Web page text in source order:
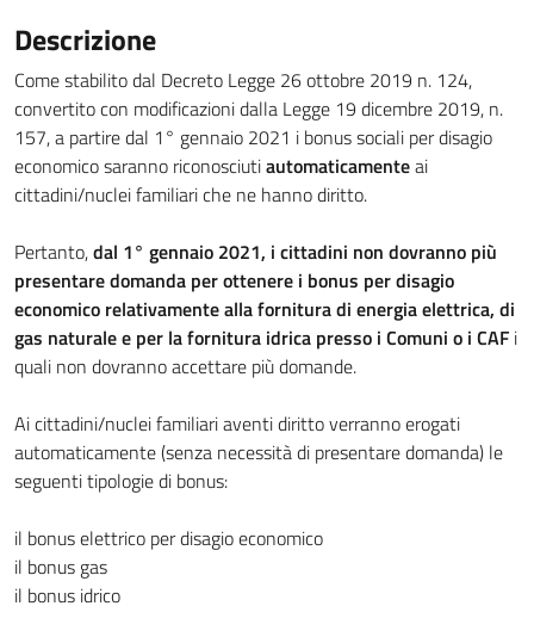
Descrizione
Come stabilito dal Decreto Legge 26 ottobre 2019 n. 124,
convertito con modificazioni dalla Legge 19 dicembre 2019, n.
157, a partire dal 1° gennaio 2021 i bonus sociali per disagio
economico saranno riconosciutiautomaticamenteai
cittadini/nuclei familiari che ne hanno diritto.
Pertanto,dal 1° gennaio 2021, i cittadini non dovranno più
presentare domanda per ottenere i bonus per disagio
economico relativamente alla fornitura di energia elettrica, di
gas naturale e per la fornitura idrica presso i Comuni o i CAF i
quali non dovranno accettare più domande.
Ai cittadini/nuclei familiari aventi diritto verranno erogati
automaticamente (senza necessità di presentare domanda) le
seguenti tipologie di bonus:
il bonus elettrico per disagio economico
il bonus gas
il bonus idrico